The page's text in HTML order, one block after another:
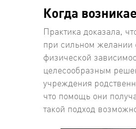
Когда
Практика доказала,
при сильном желании
физической
целесообразным
учреждения
что помощь они
такой подход